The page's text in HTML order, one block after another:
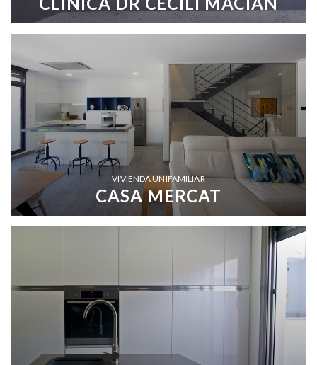
VIVIENDA UNIFAMILIAR
CASA MERCAT